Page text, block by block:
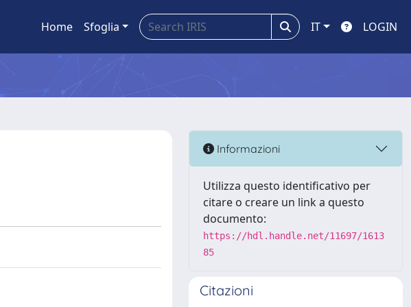
Home Sfoglia IT LOGIN
Informazioni
Utilizza questo identificativo per
citare o creare un link a questo
documento:
https://hdl.handle.net/11697/1613
85
Citazioni